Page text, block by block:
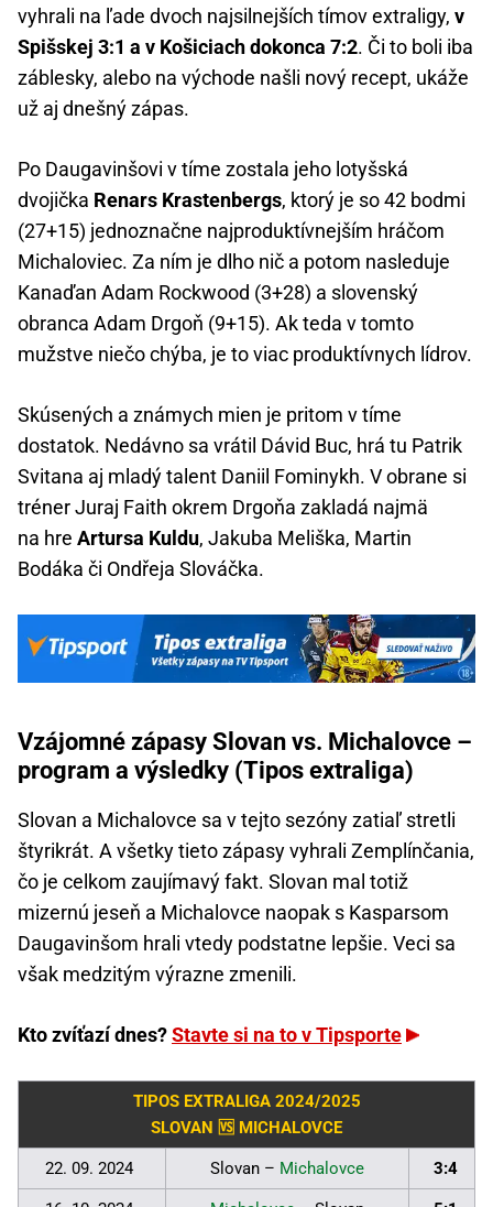
vyhrali na ľade dvoch najsilnejších tímov extraligy, v
Spišskej 3:1 a v Košiciach dokonca 7:2. Či to boli iba
záblesky, alebo na východe našli nový recept, ukáže
už aj dnešný zápas.
Po Daugavinšovi v tíme zostala jeho lotyšská
dvojička Renars Krastenbergs, ktorý je so 42 bodmi
(27+15) jednoznačne najproduktívnejším hráčom
Michaloviec. Za ním je dlho nič a potom nasleduje
Kanaďan Adam Rockwood (3+28) a slovenský
obranca Adam Drgoň (9+15). Ak teda v tomto
mužstve niečo chýba, je to viac produktívnych lídrov.
Skúsených a známych mien je pritom v tíme
dostatok. Nedávno sa vrátil Dávid Buc, hrá tu Patrik
Svitana aj mladý talent Daniil Fominykh. V obrane si
tréner Juraj Faith okrem Drgoňa zakladá najmä
na hre Artursa Kuldu, Jakuba Meliška, Martin
Bodáka či Ondřeja Slováčka.
Vzájomné zápasy Slovan vs. Michalovce –
program a výsledky (Tipos extraliga)
Slovan a Michalovce sa v tejto sezóny zatiaľ stretli
štyrikrát. A všetky tieto zápasy vyhrali Zemplínčania,
čo je celkom zaujímavý fakt. Slovan mal totiž
mizernú jeseň a Michalovce naopak s Kasparsom
Daugavinšom hrali vtedy podstatne lepšie. Veci sa
však medzitým výrazne zmenili.
Kto zvíťazí dnes?Stavte si na to v Tipsporte
TIPOS EXTRALIGA 2024/2025
SLOVAN 🆚 MICHALOVCE
22. 09. 2024 Slovan – Michalovce 3:4